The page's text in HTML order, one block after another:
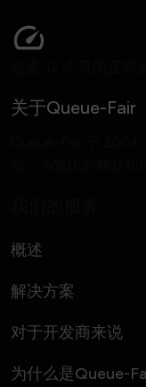
关于Queue-Fair
概述
解决方案
对于开发商来说
为什么是Queue-